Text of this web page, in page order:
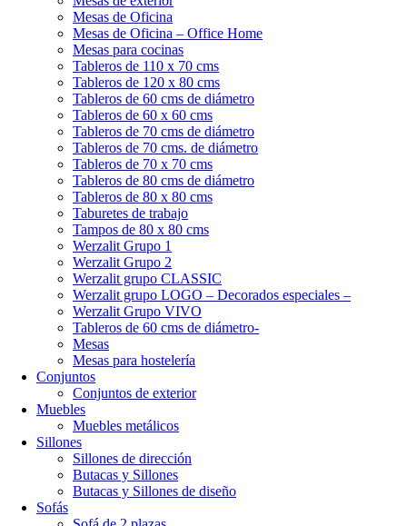
Mesas de Oficina
Mesas de Oficina – Office Home
Mesas para cocinas
Tableros de 110 x 70 cms
Tableros de 120 x 80 cms
Tableros de 60 cms de diámetro
Tableros de 60 x 60 cms
Tableros de 70 cms de diámetro
Tableros de 70 cms. de diámetro
Tableros de 70 x 70 cms
Tableros de 80 cms de diámetro
Tableros de 80 x 80 cms
Taburetes de trabajo
Tampos de 80 x 80 cms
Werzalit Grupo 1
Werzalit Grupo 2
Werzalit grupo CLASSIC
Werzalit grupo LOGO – Decorados especiales –
Werzalit Grupo VIVO
Tableros de 60 cms de diámetro-
Mesas
Mesas para hostelería
Conjuntos
Conjuntos de exterior
Muebles
Muebles metálicos
Sillones
Sillones de dirección
Butacas y Sillones
Butacas y Sillones de diseño
Sofás